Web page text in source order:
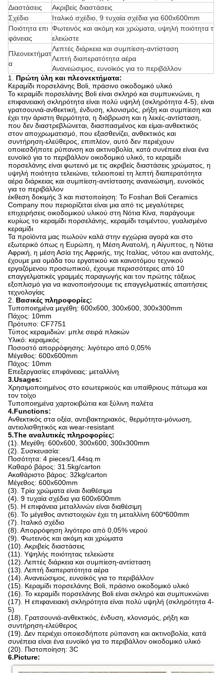
Διαστάσεις
Ακριβείς διαστάσεις
Σχέδιο
Ιταλικό σχέδιο, 9 τυχαία σχέδια για 600x600mm
Ποιότητα επι
φάνειας
Φωτεινός και ακόμη και χρώματα, υψηλή ποιότητα τ
ελειώστε
Πλεονεκτήματ
α
Λεπτές διάρκεια και συμπίεση-αντίσταση
Λεπτή διαπερατότητα αέρα
Ανανεώσιμος, ευνοϊκός για το περιβάλλον
1. Πρώτη ύλη και πλεονεκτήματα:
Κεραμίδι πορσελάνης Boli, πράσινο οικοδομικό υλικό
Το κεραμίδι πορσελάνης Boli είναι σκληρό και συμπυκνώνει, η
επιφανειακή σκληρότητα είναι πολύ υψηλή (σκληρότητα 4-5), είναι
γρατσουνιά-ανθεκτική, ένδυση, κλονισμός, ρήξη και συμπίεση και
έχει την άριστη θερμότητα, η διάβρωση και η λεκές-αντίσταση,
που δεν διαστρεβλώνεται, διασπασμένος και είμαι-ανθεκτικός
στον αποχρωματισμό, που εξασθενίζει, ανθεκτικός και
συντήρηση-ελεύθερος, επιπλέον, αυτό δεν περιέχουν
οποιεσδήποτε ρύπανση και ακτινοβολία, κατά συνέπεια είναι ένα
ευνοϊκό για το περιβάλλον οικοδομικό υλικό, το κεραμίδι
πορσελάνης είναι φωτεινό με τις ακριβείς διαστάσεις χρώματος, η
υψηλή ποιότητα τελειώνει, τελειοποιεί τη λεπτή διαπερατότητα
αέρα διάρκειας και συμπίεση-αντίστασης ανανεώσιμη, ευνοϊκός
για το περιβάλλον
έκθεση δοκιμής 3 και πιστοποίηση: Το Foshan Boli Ceramics
Company που περιορίζεται είναι μια από τις μεγαλύτερες
επιχειρήσεις οικοδομικού υλικού στη Νότια Κίνα, παράγουμε
κυρίως το κεραμίδι πορσελάνης, κεραμίδι τσιμέντου, γυαλισμένο
κεραμίδι
Τα προϊόντα μας πωλούν καλά στην εγχώρια αγορά και στο
εξωτερικό όπως η Ευρώπη, η Μέση Ανατολή, η Αίγυπτος, η Νότια
Αφρική, η μέση Ασία της Αφρικής, της Ιταλίας, νότου και ανατολής,
έχουμε μια ομάδα του εργατικού και καινοτόμου τεχνικού
εργαζόμενου προσωπικού, έχουμε περισσότερες από 10
επαγγελματικές γραμμές παραγωγής και τον πρώτης τάξεως
εξοπλισμό για να ικανοποιήσουμε τις επαγγελματικές απαιτήσεις
τεχνολογίας
2. Βασικές πληροφορίες:
Τυποποιημένα μεγέθη: 600x600, 300x600, 300x300mm
Πάχος: 10mm
Πρότυπο: CF7751
Τύπος κεραμιδιών: μπλε σειρά πλακών
Υλικό: κεραμικός
Ποσοστό απορρόφησης: λιγότερο από 0,05%
Μέγεθος: 600x600mm
Πάχος: 10mm
Επεξεργασίες επιφάνειας: μεταλλίνη
3.Usages:
Χρησιμοποιημένος στο εσωτερικούς και υπαίθριους πάτωμα και
τον τοίχο
Τυποποιημένα χαρτοκιβώτια και ξύλινη παλέτα
4.Functions:
Ανθεκτικός στα οξέα, αντιβακτηριακός, θερμότητα-μόνωση,
αντιολισθητικός και wear-resistant
5.The αναλυτικές πληροφορίες:
(1). Μεγέθη: 600x600, 300x600, 300x300mm
(2). Συσκευασία:
Ποσότητα: 4 pieces/1.44sq.m
Καθαρό βάρος: 31.5kg/carton
Ακαθάριστο βάρος: 32kg/carton
Μέγεθος: 600x600mm
(3). Τρία χρώματα είναι διαθέσιμα
(4). 9 τυχαία σχέδια για 600x600mm
(5). Η επιφάνεια μεταλλινών είναι διαθέσιμη
(6). Το μέγεθος αντιστοιχιών έχει τη μεταλλίνη 600*600mm
(7). Ιταλικό σχέδιο
(8). Απορρόφηση λιγότερο από 0,05% νερού
(9). Φωτεινός και ακόμη και χρώματα
(10). Ακριβείς διαστάσεις
(11). Υψηλής ποιότητας τελειώστε
(12). Λεπτές διάρκεια και συμπίεση-αντίσταση
(13). Λεπτή διαπερατότητα αέρα
(14). Ανανεώσιμος, ευνοϊκός για το περιβάλλον
(15). Κεραμίδι πορσελάνης Boli, πράσινο οικοδομικό υλικό
(16). Το κεραμίδι πορσελάνης Boli είναι σκληρό και συμπυκνώνει
(17). Η επιφανειακή σκληρότητα είναι πολύ υψηλή (σκληρότητα 4-
5)
(18). Γρατσουνιά-ανθεκτικός, ένδυση, κλονισμός, ρήξη και
συντήρηση-ελεύθερος
(19). Δεν περιέχει οποιεσδήποτε ρύπανση και ακτινοβολία, κατά
συνέπεια είναι ένα ευνοϊκό για το περιβάλλον οικοδομικό υλικό
(20). Πιστοποίηση: 3C
6.Picture: